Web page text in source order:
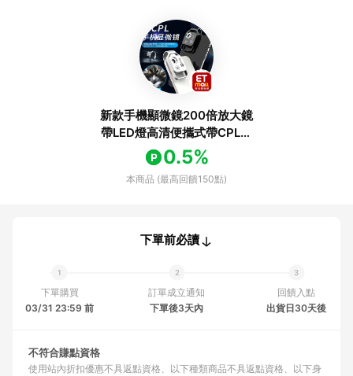
新款手機顯微鏡200倍放大鏡
帶LED燈高清便攜式帶CPL鏡
頭相機放大
0.5%
本商品 (最高回饋150點)
下單前必讀
下單購買
03/31 23:59 前
訂單成立通知
下單後3天內
回饋入點
出貨日30天後
不符合賺點資格
使用站內折扣優惠不具返點資格 以下種類商品不具返點資格
以下身